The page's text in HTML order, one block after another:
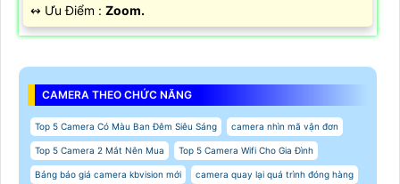
️↭ Ưu Điểm : Zoom.
CAMERA THEO CHỨC NĂNG
Top 5 Camera Có Màu Ban Đêm Siêu Sáng camera nhìn mã vận đơn
Top 5 Camera 2 Mắt Nên Mua Top 5 Camera Wifi Cho Gia Đình
Bảng báo giá camera kbvision mới camera quay lại quá trình đóng hàng